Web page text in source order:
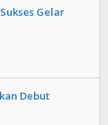
Gelar
Debut